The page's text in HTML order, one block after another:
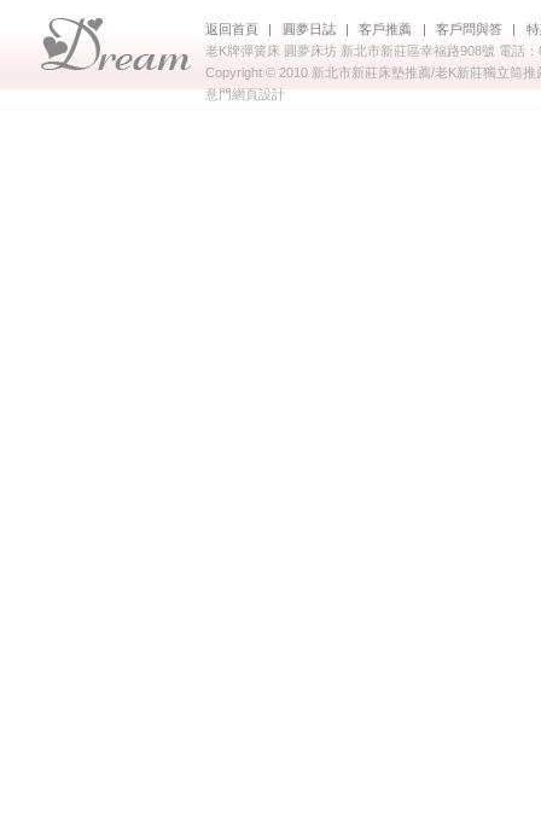
返回首頁 | 圓夢日誌|客戶推薦 |客戶問與答 |
老K牌彈簧床 圓夢床坊 新北市新莊區幸福路908號 電話
Copyright © 2010 新北市新莊床墊推薦/老K新莊獨立筒
意門網頁設計